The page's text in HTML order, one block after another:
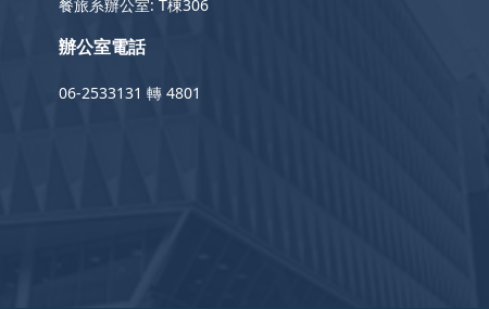
餐旅系辦公室: T棟306
辦公室電話
06-2533131 轉 4801